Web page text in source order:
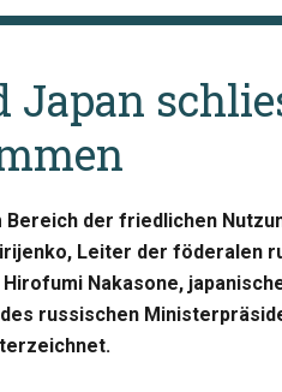
Japan
Bereich der friedlichen
Leiter der föderalen
Nakasone,
russischen